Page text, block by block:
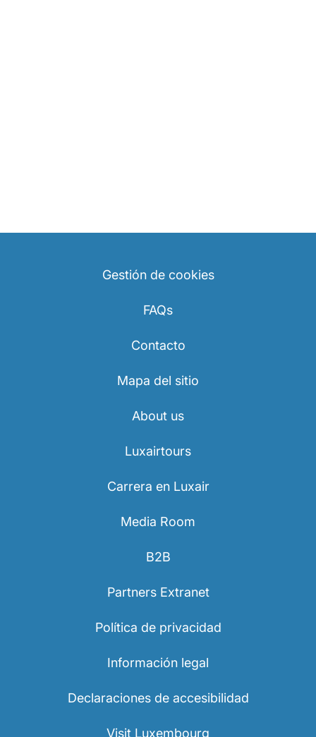
Gestión de cookies
FAQs
Contacto
Mapa del sitio
About us
Luxairtours
Carrera en Luxair
Media Room
B2B
Partners Extranet
Política de privacidad
Información legal
Declaraciones de accesibilidad
Visit Luxembourg